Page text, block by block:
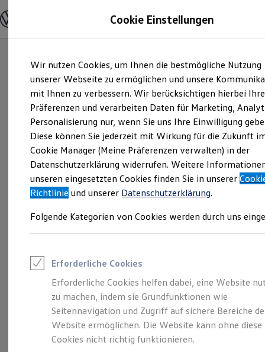
Hauptinhalt
springen
Footer
springen
Modelle und Konfigurator
Modelle vergleichen
Elektroautos
ENERGY Sondermodelle
Nutzfahrzeuge
SUV und CUV
Familienautos
Kombis
Kompaktwagen
Sportwagen
Schnell verfügbare Fahrzeuge
Angebote und Produkte
Aktuelle Angebote
E-Auto-Förderung
Volkswagen Marktplatz
Junge Gebrauchtwagen und Gebrauchtwagen
Saisonangebote
Leasing
Leasing-Angebote
Gebrauchtwagen Leasing
Junge Gebrauchtwagen-Leasing
Elektroauto Leasing
Kleinwagen-Leasing
Leasing ohne Anzahlung
Größer. Entspannter.
Reichweiter. Der ID.7.
Cookie Einstellungen
Wir nutzen Cookies, um Ihnen die bestmögliche Nutzung
unserer Webseite zu ermöglichen und unsere
mit Ihnen zu verbessern. Wir berücksichtigen hierbei Ihre
Präferenzen und verarbeiten Daten für Marketing,
Personalisierung nur, wenn Sie uns Ihre Einwilligung
Diese können Sie jederzeit mit Wirkung für die Zukunft
Cookie Manager (Meine Präferenzen verwalten) in der
Datenschutzerklärung widerrufen. Weitere
unseren eingesetzten Cookies finden Sie in unserer
Richtlinie und unserer Datenschutzerklärung.
Folgende Kategorien von Cookies werden durch uns
Erforderliche Cookies
Erforderliche Cookies helfen dabei, eine Website
zu machen, indem sie Grundfunktionen wie
Seitennavigation und Zugriff auf sichere Bereiche
Website ermöglichen. Die Website kann ohne diese
Cookies nicht richtig funktionieren.